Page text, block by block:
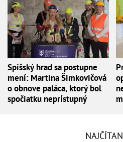
Spišský hrad sa postupne
mení: Martina Šimkovičová
o obnove paláca, ktorý bol
spočiatku neprístupný